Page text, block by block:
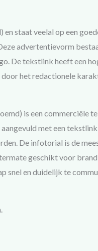
staat veelal op een
advertentievorm
De tekstlink heeft een
het redactionele
is een commerciële
met een
De infotorial is de
geschikt voor
snel en duidelijk te